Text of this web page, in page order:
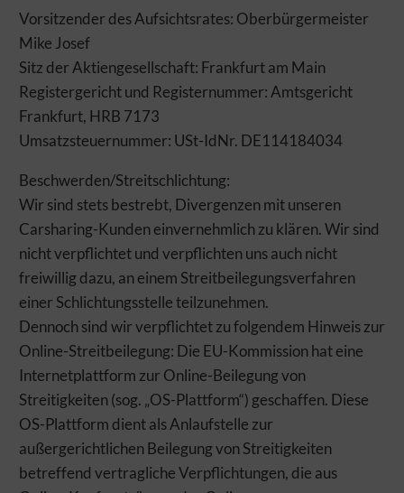
Vorsitzender des Aufsichtsrates: Oberbürgermeister
Mike Josef
Sitz der Aktiengesellschaft: Frankfurt am Main
Registergericht und Registernummer: Amtsgericht
Frankfurt, HRB 7173
Umsatzsteuernummer: USt-IdNr. DE114184034
Beschwerden/Streitschlichtung:
Wir sind stets bestrebt, Divergenzen mit unseren
Carsharing-Kunden einvernehmlich zu klären. Wir sind
nicht verpflichtet und verpflichten uns auch nicht
freiwillig dazu, an einem Streitbeilegungsverfahren
einer Schlichtungsstelle teilzunehmen.
Dennoch sind wir verpflichtet zu folgendem Hinweis zur
Online-Streitbeilegung: Die EU-Kommission hat eine
Internetplattform zur Online-Beilegung von
Streitigkeiten (sog. „OS-Plattform“) geschaffen. Diese
OS-Plattform dient als Anlaufstelle zur
außergerichtlichen Beilegung von Streitigkeiten
betreffend vertragliche Verpflichtungen, die aus
FUNKTIONAL/STATISTIK
Mithilfe dieser Cookies und Dienste messen wir den
Design bzw. Inhalte zu testen, Schwachstellen zu analysieren,
Optimierungsmaßnahmen auszuarbeiten und damit Ihr
Benutzererlebnis ständig zu verbessern. Funktionale Cookies
und Dienste ermöglichen angeforderte Funktionen wie das
Abspielen von Videos.
Auswahl übernehmen Alle Cookies akzeptieren